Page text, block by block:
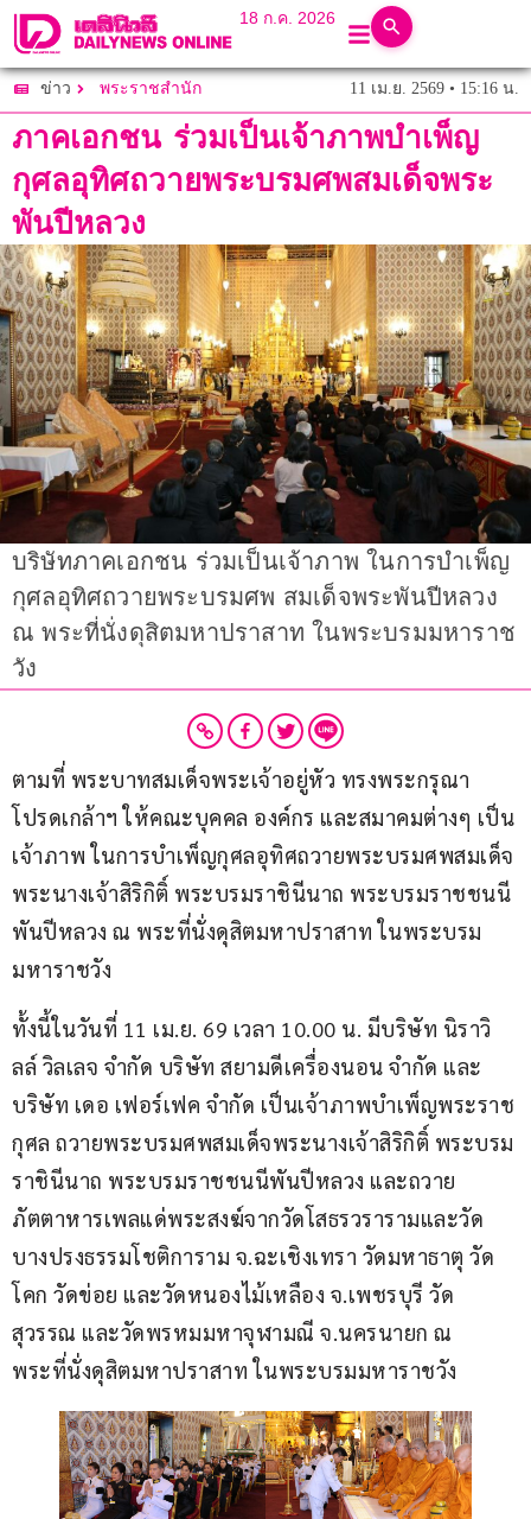
18 ก.ค. 2026
ข่าว พระราชสำนัก 11 เม.ย. 2569 • 15:16 น.
ภาคเอกชน ร่วมเป็นเจ้าภาพบำเพ็ญ
กุศลอุทิศถวายพระบรมศพสมเด็จพระ
พันปีหลวง
บริษัทภาคเอกชน ร่วมเป็นเจ้าภาพ ในการบำเพ็ญ
กุศลอุทิศถวายพระบรมศพ สมเด็จพระพันปีหลวง
ณ พระที่นั่งดุสิตมหาปราสาท ในพระบรมมหาราช
วัง
ตามที่ พระบาทสมเด็จพระเจ้าอยู่หัว ทรงพระกรุณา
โปรดเกล้าฯ ให้คณะบุคคล องค์กร และสมาคมต่างๆ เป็น
เจ้าภาพ ในการบำเพ็ญกุศลอุทิศถวายพระบรมศพสมเด็จ
พระนางเจ้าสิริกิติ์ พระบรมราชินีนาถ พระบรมราชชนนี
พันปีหลวง ณ พระที่นั่งดุสิตมหาปราสาท ในพระบรม
มหาราชวัง
ทั้งนี้ในวันที่ 11 เม.ย. 69 เวลา 10.00 น. มีบริษัท นิราวิ
ลล์ วิลเลจ จำกัด บริษัท สยามดีเครื่องนอน จำกัด และ
บริษัท เดอ เฟอร์เฟค จำกัด เป็นเจ้าภาพบำเพ็ญพระราช
กุศล ถวายพระบรมศพสมเด็จพระนางเจ้าสิริกิติ์ พระบรม
ราชินีนาถ พระบรมราชชนนีพันปีหลวง และถวาย
ภัตตาหารเพลแด่พระสงฆ์จากวัดโสธรวรารามและวัด
บางปรงธรรมโชติการาม จ.ฉะเชิงเทรา วัดมหาธาตุ วัด
โคก วัดข่อย และวัดหนองไม้เหลือง จ.เพชรบุรี วัด
สุวรรณ และวัดพรหมมหาจุฬามณี จ.นครนายก ณ
พระที่นั่งดุสิตมหาปราสาท ในพระบรมมหาราชวัง